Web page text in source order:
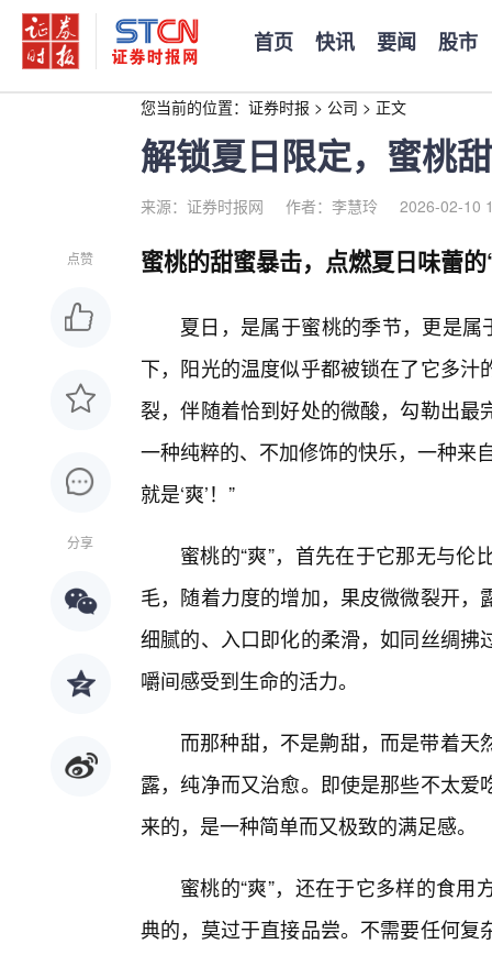
首页 快讯 要闻 股市
您当前的位置： 证券时报 > 公司 > 正文
解锁夏日限定，蜜桃
来源：证券时报网 作者：李慧玲 2026-02-10
点赞
分享
蜜桃的甜蜜暴击，点燃夏日味蕾
夏日，是属于蜜桃的季节，更是属
下，阳光的温度似乎都被锁在了它多
裂，伴随着恰到好处的微酸，勾勒出
一种纯粹的、不加修饰的快乐，一种来
就是‘爽’！”
蜜桃的“爽”，首先在于它那无与
毛，随着力度的增加，果皮微微裂开
细腻的、入口即化的柔滑，如同丝绸
嚼间感受到生命的活力。
而那种甜，不是齁甜，而是带着
露，纯净而又治愈。即使是那些不太
来的，是一种简单而又极致的满足感。
蜜桃的“爽”，还在于它多样的食
典的，莫过于直接品尝。不需要任何